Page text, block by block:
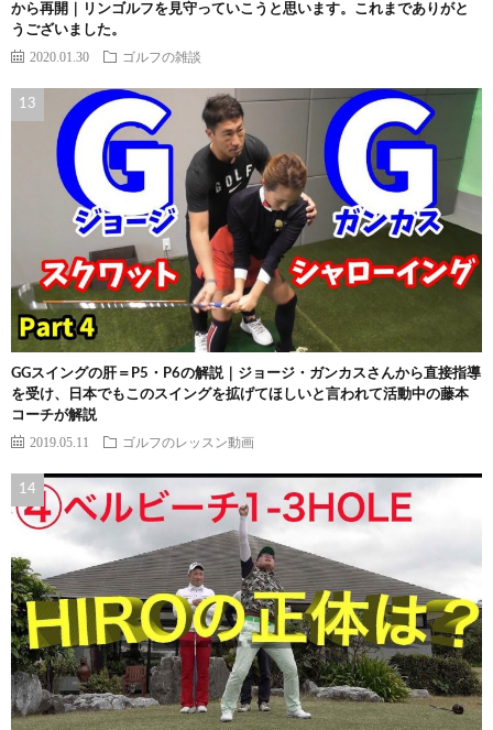
から再開｜リンゴルフを見守っていこうと思います。これまでありがと
うございました。
2020.01.30 ゴルフの雑談
GGスイングの肝＝P5・P6の解説｜ジョージ・ガンカスさんから直接指導
を受け、日本でもこのスイングを拡げてほしいと言われて活動中の藤本
コーチが解説
2019.05.11 ゴルフのレッスン動画